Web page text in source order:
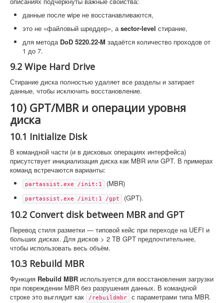
данные после wipe не восстанавливаются,
это не «файловый шреддер», аsector-level стирание,
для метода DoD 5220.22-M задаётся количество проходов от
1 до 7.
9.2 Wipe Hard Drive
Стирание диска полностью удаляет все разделы и затирает
данные, чтобы исключить восстановление.
10) GPT/MBR и операции уровня
диска
10.1 Initialize Disk
В командной части (и в дисковых операциях интерфейса)
присутствует инициализация диска как MBR или GPT. В примерах
команд встречаются варианты:
partassist.exe /init:1 (MBR)
partassist.exe /init:1 /gpt (GPT).
10.2 Convert disk between MBR and GPT
Перевод стиля разметки — типовой кейс при переходе на UEFI и
больших дисках. Для дисков > 2 TB GPT предпочтительнее,
чтобы использовать весь объём.
10.3 Rebuild MBR
Функция Rebuild MBR используется для восстановления загрузки
при повреждении MBR без разрушения данных. В командной
строке это выглядит как
/rebuildmbr с параметрами типа MBR.